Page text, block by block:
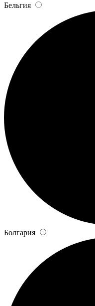
Бельгия
Болгария